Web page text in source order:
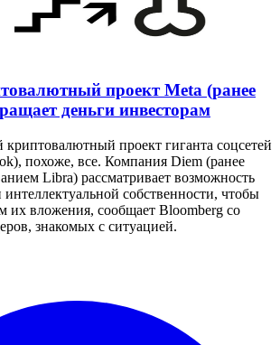
проект Meta (ранее
деньги инвесторам
проект гиганта соцсетей
похоже, все. Компания Diem (ранее
Libra) рассматривает возможность
собственности, чтобы
их вложения, сообщает Bloomberg со
знакомых с ситуацией.